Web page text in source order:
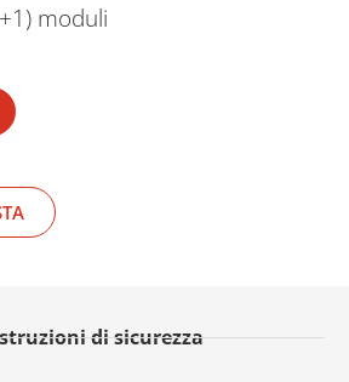
moduli
di sicurezza